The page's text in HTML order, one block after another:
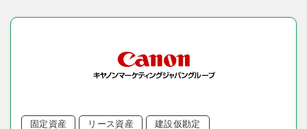
固定資産 リース資産 建設仮勘定